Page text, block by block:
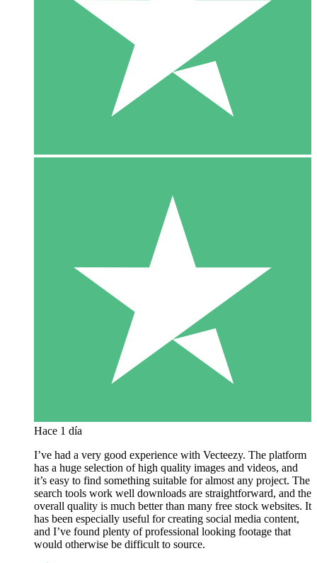
Hace 1 día
I’ve had a very good experience with Vecteezy. The platform
has a huge selection of high quality images and videos, and
it’s easy to find something suitable for almost any project. The
search tools work well downloads are straightforward, and the
overall quality is much better than many free stock websites. It
has been especially useful for creating social media content,
and I’ve found plenty of professional looking footage that
would otherwise be difficult to source.